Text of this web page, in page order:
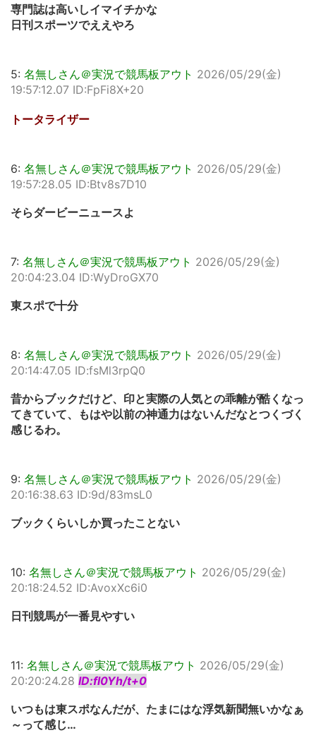
専門誌は高いしイマイチかな
日刊スポーツでええやろ
5: 名無しさん＠実況で競馬板アウト 2026/05/29(金)
19:57:12.07 ID:FpFi8X+20
トータライザー
6: 名無しさん＠実況で競馬板アウト 2026/05/29(金)
19:57:28.05 ID:Btv8s7D10
そらダービーニュースよ
7: 名無しさん＠実況で競馬板アウト 2026/05/29(金)
20:04:23.04 ID:WyDroGX70
東スポで十分
8: 名無しさん＠実況で競馬板アウト 2026/05/29(金)
20:14:47.05 ID:fsMl3rpQ0
昔からブックだけど、印と実際の人気との乖離が酷くなっ
てきていて、もはや以前の神通力はないんだなとつくづく
感じるわ。
9: 名無しさん＠実況で競馬板アウト 2026/05/29(金)
20:16:38.63 ID:9d/83msL0
ブックくらいしか買ったことない
10: 名無しさん＠実況で競馬板アウト 2026/05/29(金)
20:18:24.52 ID:AvoxXc6i0
日刊競馬が一番見やすい
11: 名無しさん＠実況で競馬板アウト 2026/05/29(金)
20:20:24.28 ID:fl0Yh/t+0
いつもは東スポなんだが、たまにはな浮気新聞無いかなぁ
～って感じ…